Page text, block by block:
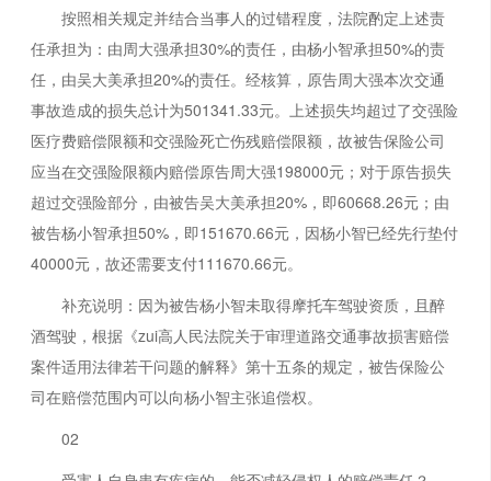
按照相关规定并结合当事人的过错程度，法院酌定上述责
任承担为：由周大强承担30%的责任，由杨小智承担50%的责
任，由吴大美承担20%的责任。经核算，原告周大强本次交通
事故造成的损失总计为501341.33元。上述损失均超过了交强险
医疗费赔偿限额和交强险死亡伤残赔偿限额，故被告保险公司
应当在交强险限额内赔偿原告周大强198000元；对于原告损失
超过交强险部分，由被告吴大美承担20%，即60668.26元；由
被告杨小智承担50%，即151670.66元，因杨小智已经先行垫付
40000元，故还需要支付111670.66元。
补充说明：因为被告杨小智未取得摩托车驾驶资质，且醉
酒驾驶，根据《zui高人民法院关于审理道路交通事故损害赔偿
案件适用法律若干问题的解释》第十五条的规定，被告保险公
司在赔偿范围内可以向杨小智主张追偿权。
02